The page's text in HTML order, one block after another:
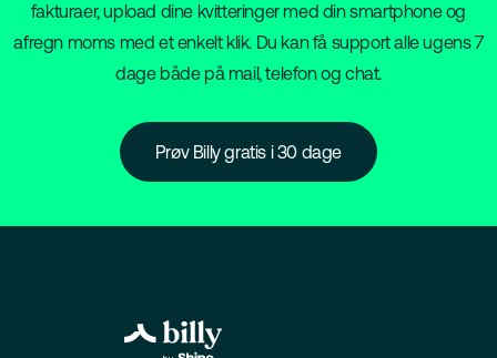
fakturaer, upload dine kvitteringer med din smartphone og
afregn moms med et enkelt klik. Du kan få support alle ugens 7
dage både på mail, telefon og chat.
Prøv Billy gratis i 30 dage